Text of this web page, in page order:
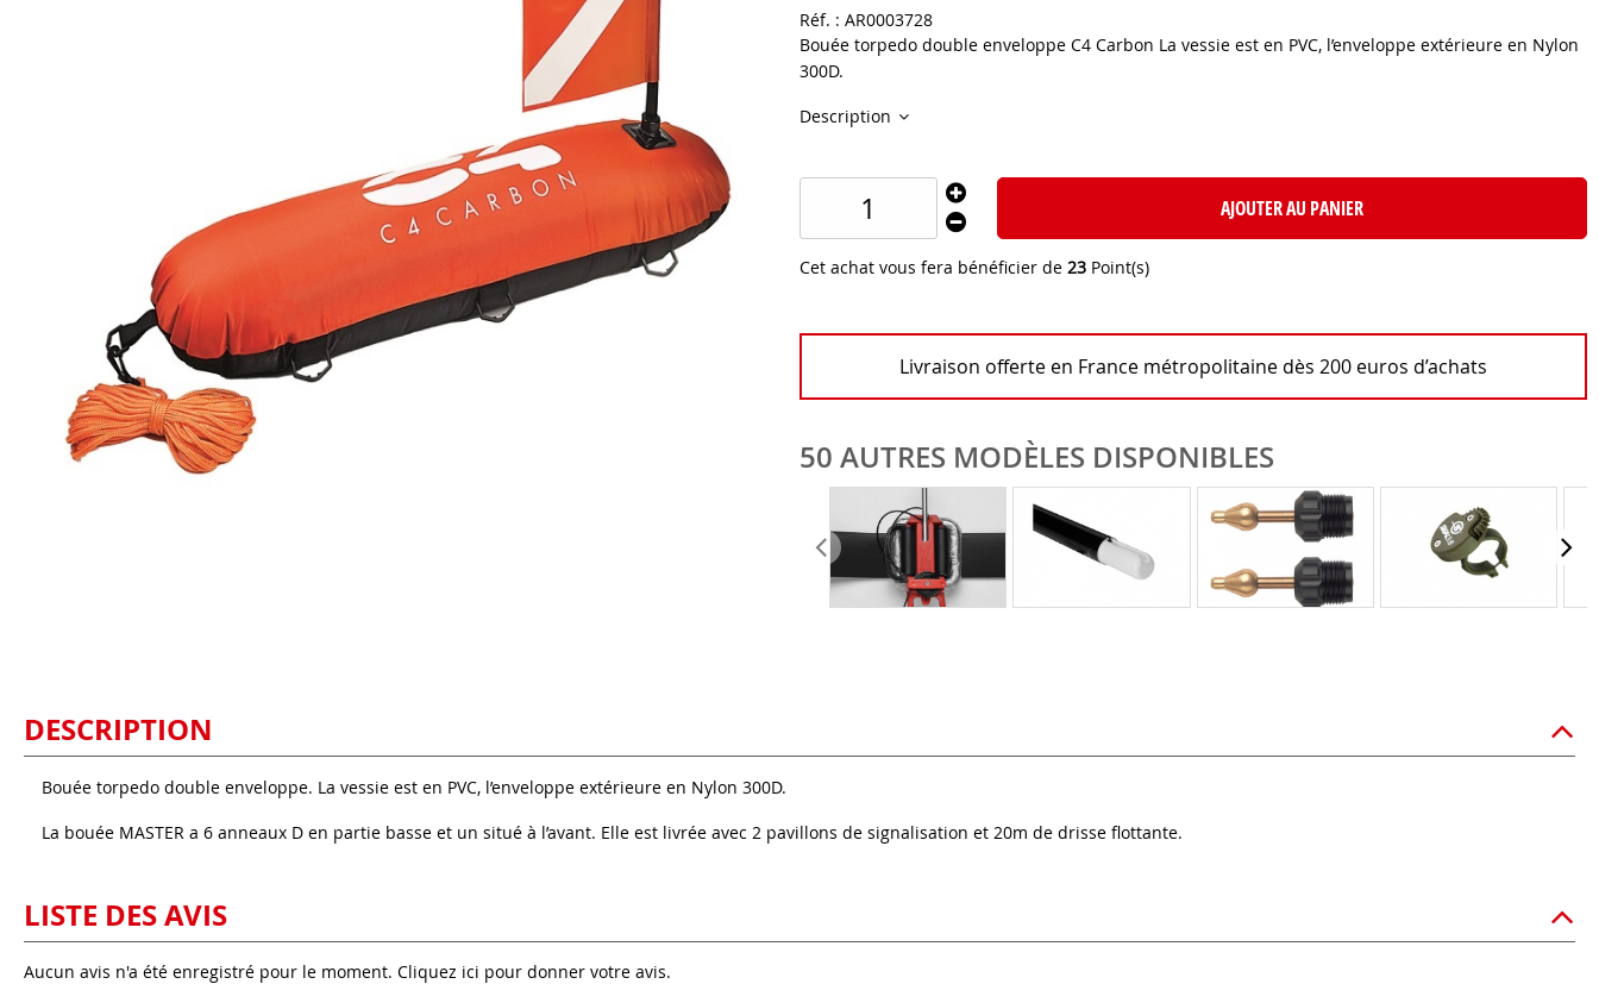
Réf. : AR0003728
Bouée torpedo double enveloppe C4 Carbon La vessie est en PVC, l’enveloppe extérieure en Nylon
300D.
Description
AJOUTER AU PANIER
Cet achat vous fera bénéficier de 23 Point(s)
Livraison offerte en France métropolitaine dès 200 euros d’achats
50 AUTRES MODÈLES DISPONIBLES
DESCRIPTION
Bouée torpedo double enveloppe. La vessie est en PVC, l’enveloppe extérieure en Nylon 300D.
La bouée MASTER a 6 anneaux D en partie basse et un situé à l’avant. Elle est livrée avec 2 pavillons de signalisation et 20m de drisse flottante.
LISTE DES AVIS
Aucun avis n'a été enregistré pour le moment. Cliquez ici pour donner votre avis.